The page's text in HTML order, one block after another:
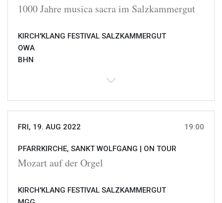
1000 Jahre musica sacra im Salzkammergut
KIRCH'KLANG FESTIVAL SALZKAMMERGUT
OWA
BHN
FRI, 19. AUG 2022 19:00
PFARRKIRCHE, SANKT WOLFGANG | ON TOUR
Mozart auf der Orgel
KIRCH'KLANG FESTIVAL SALZKAMMERGUT